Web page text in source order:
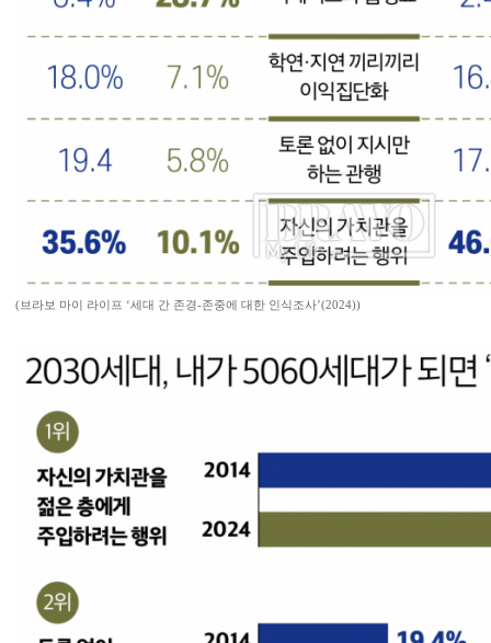
(브라보 마이 라이프 ‘세대 간 존경-존중에 대한 인식조사’(2024))